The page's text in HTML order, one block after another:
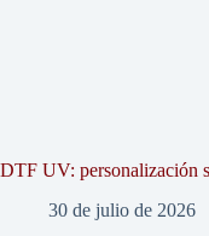
DTF UV: personalización
30 de julio de 2026